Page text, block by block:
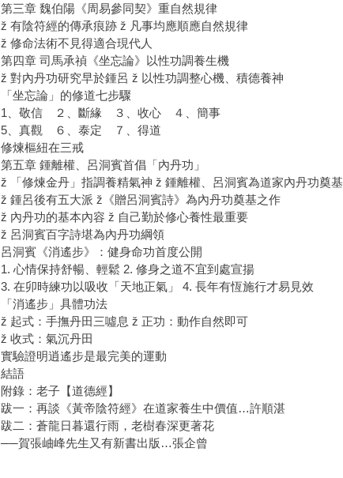
第三章 魏伯陽《周易參同契》重自然規律
ž 有陰符經的傳承痕跡 ž 凡事均應順應自然規律
ž 修命法術不見得適合現代人
第四章 司馬承禎《坐忘論》以性功調養生機
ž 對內丹功研究早於鍾呂 ž 以性功調整心機、積德養神
「坐忘論」的修道七步驟
1、敬信 ２、斷緣 ３、收心 ４、簡事
5、真觀 ６、泰定 ７、得道
修煉樞紐在三戒
第五章 鍾離權、呂洞賓首倡「內丹功」
ž 「修煉金丹」指調養精氣神 ž 鍾離權、呂洞賓為道家內丹功奠基
ž 鍾呂後有五大派 ž《贈呂洞賓詩》為內丹功奠基之作
ž 內丹功的基本內容 ž 自己勤於修心養性最重要
ž 呂洞賓百字詩堪為內丹功綱領
呂洞賓《消遙步》：健身命功首度公開
1. 心情保持舒暢、輕鬆 2. 修身之道不宜到處宣揚
3. 在卯時練功以吸收「天地正氣」 4. 長年有恆施行才易見效
「消遙步」具體功法
ž 起式：手撫丹田三噓息 ž 正功：動作自然即可
ž 收式：氣沉丹田
實驗證明逍遙步是最完美的運動
結語
附錄：老子【道德經】
跋一：再談《黃帝陰符經》在道家養生中價值…許順湛
跋二：蒼龍日暮還行雨，老樹春深更著花
──賀張岫峰先生又有新書出版…張企曾